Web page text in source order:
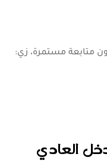
متابعة مستمرة، زي: